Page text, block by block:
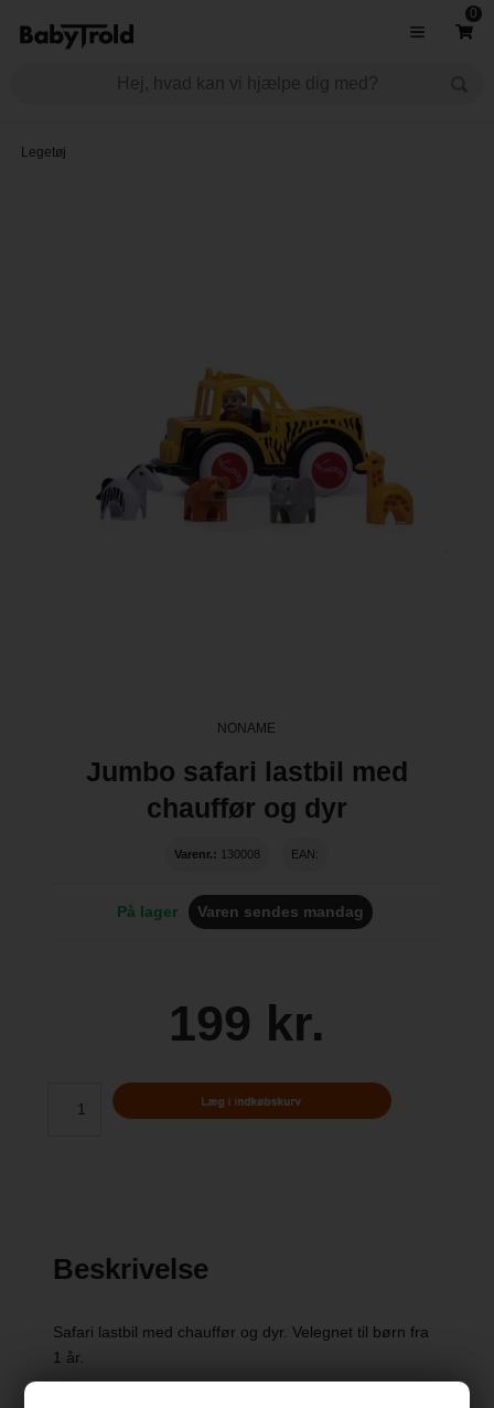
0
Legetøj
NONAME
Jumbo safari lastbil med
chauffør og dyr
Varenr.: 130008 EAN:
På lager Varen sendes mandag
199 kr.
Beskrivelse
Safari lastbil med chauffør og dyr. Velegnet til børn fra
1 år.